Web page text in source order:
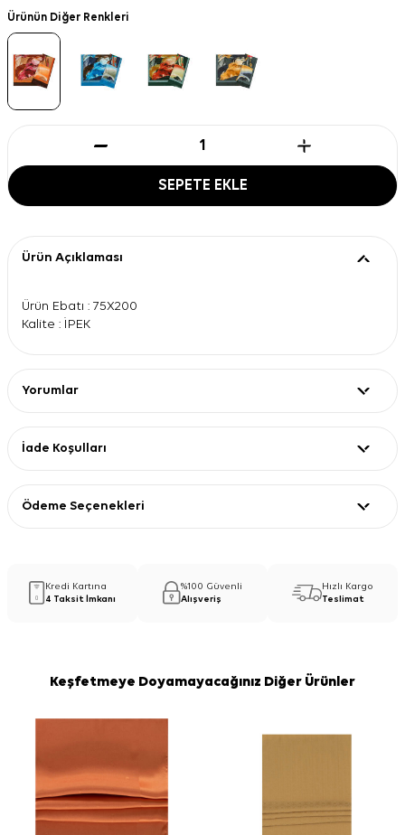
Ürünün Diğer Renkleri
SEPETE EKLE
Ürün Açıklaması
Ürün Ebatı : 75X200
Kalite : İPEK
Yorumlar
İade Koşulları
Ödeme Seçenekleri
Kredi Kartına
4 Taksit İmkanı
%100 Güvenli
Alışveriş
Hızlı Kargo
Teslimat
Keşfetmeye Doyamayacağınız Diğer Ürünler